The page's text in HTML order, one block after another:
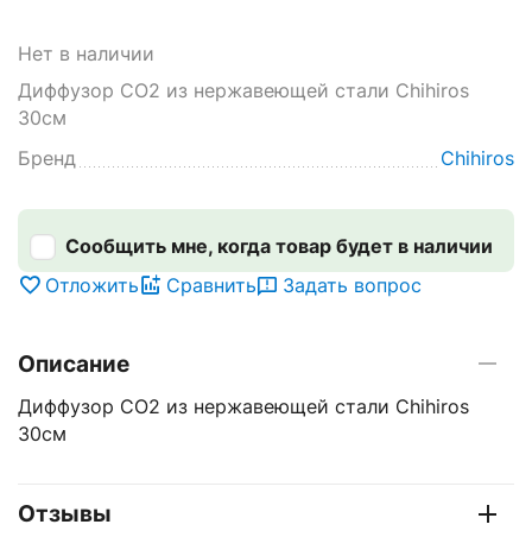
Нет в наличии
Диффузор CO2 из нержавеющей стали Chihiros
30см
Бренд
Chihiros
Сообщить мне, когда товар будет в наличии
Отложить
Сравнить Задать вопрос
Описание
Диффузор CO2 из нержавеющей стали Chihiros
30см
Отзывы